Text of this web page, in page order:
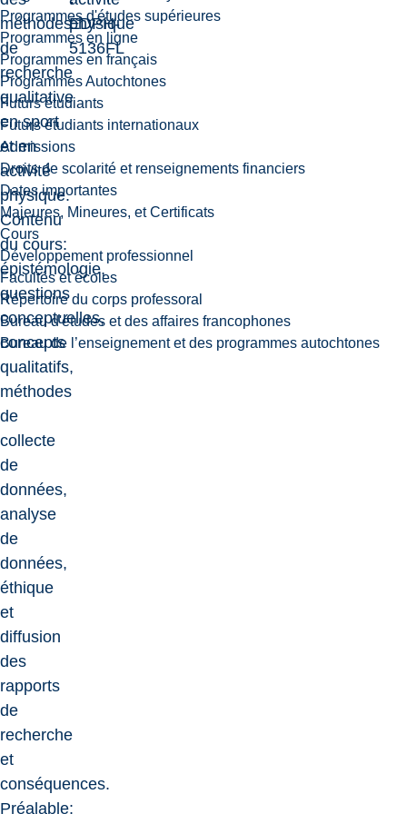
Programmes d'études supérieures
Programmes en ligne
Programmes en français
Programmes Autochtones
Futurs étudiants
Futurs étudiants internationaux
Admissions
Droits de scolarité et renseignements financiers
Dates importantes
Majeures, Mineures, et Certificats
Cours
Développement professionnel
Facultés et écoles
Répertoire du corps professoral
Bureau d'études et des affaires francophones
Bureau de l’enseignement et des programmes autochtones
méthodes
de
recherche
qualitative
en sport
et en
activité
physique.
Contenu
du cours:
épistémologie,
questions
conceptuelles,
concepts
qualitatifs,
méthodes
de
collecte
de
données,
analyse
de
données,
éthique
et
diffusion
des
rapports
de
recherche
et
conséquences.
Préalable:
EDPH-
5136FL
physique